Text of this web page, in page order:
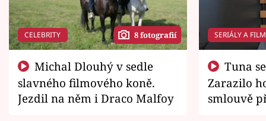
CELEBRITY 8 fotografií
slavného filmového koně.
Jezdil na něm i Draco Malfoy
SERIÁLY A
Zarazilo
smlouvě